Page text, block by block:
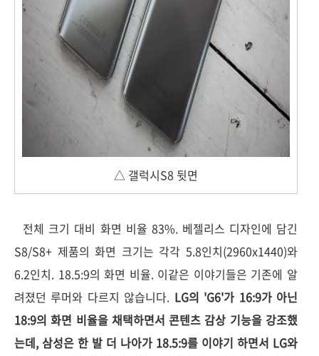
△ 갤럭시S8 뒷면
전체 크기 대비 화면 비율 83%. 베젤리스 디자인에 담긴
S8/S8+ 제품의 화면 크기는 각각 5.8인치(2960x1440)와
6.2인치. 18.5:9의 화면 비율. 이같은 이야기들은 기존에 알
려졌던 루머와 다르지 않습니다. LG의 'G6'가 16:9가 아닌
18:9의 화면 비율을 채택하면서 콘텐츠 감상 기능을 강조했
는데, 삼성은 한 발 더 나아가 18.5:9를 이야기 하면서 LG와